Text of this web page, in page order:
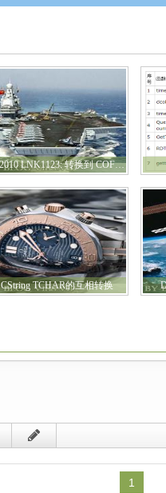
VS2010 LNK1123: 转换到 COFF 期间失败: 文件无效或损坏 的解决方法
CString TCHAR的互相转换
1